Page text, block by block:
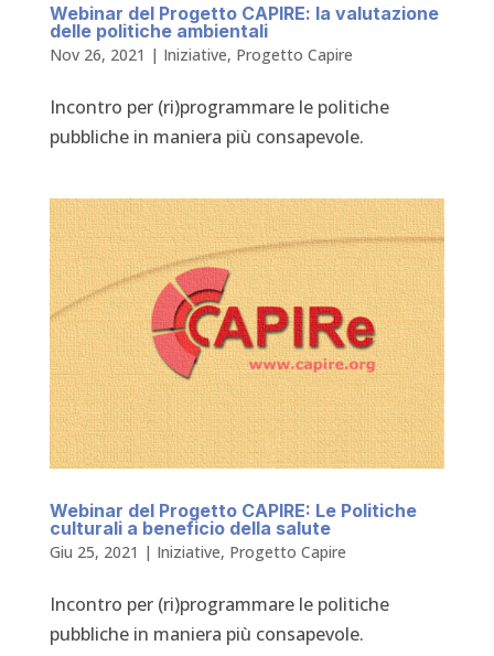
Webinar del Progetto CAPIRE: la valutazione
delle politiche ambientali
Nov 26, 2021 | Iniziative, Progetto Capire
Incontro per (ri)programmare le politiche
pubbliche in maniera più consapevole.
Webinar del Progetto CAPIRE: Le Politiche
culturali a beneficio della salute
Giu 25, 2021 | Iniziative, Progetto Capire
Incontro per (ri)programmare le politiche
pubbliche in maniera più consapevole.